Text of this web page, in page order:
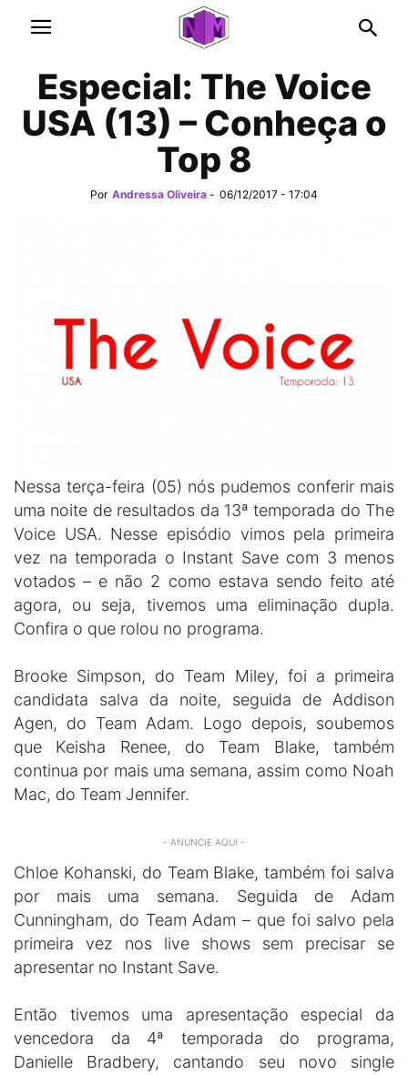
Especial: The Voice
USA (13) – Conheça o
Top 8
Por Andressa Oliveira - 06/12/2017 - 17:04
Nessa terça-feira (05) nós pudemos conferir mais
uma noite de resultados da 13ª temporada do The
Voice USA. Nesse episódio vimos pela primeira
vez na temporada o Instant Save com 3 menos
votados – e não 2 como estava sendo feito até
agora, ou seja, tivemos uma eliminação dupla.
Confira o que rolou no programa.
Brooke Simpson, do Team Miley, foi a primeira
candidata salva da noite, seguida de Addison
Agen, do Team Adam. Logo depois, soubemos
que Keisha Renee, do Team Blake, também
continua por mais uma semana, assim como Noah
Mac, do Team Jennifer.
- ANUNCIE AQUI -
Chloe Kohanski, do Team Blake, também foi salva
por mais uma semana. Seguida de Adam
Cunningham, do Team Adam – que foi salvo pela
primeira vez nos live shows sem precisar se
apresentar no Instant Save.
Então tivemos uma apresentação especial da
vencedora da 4ª temporada do programa,
Danielle Bradbery, cantando seu novo single